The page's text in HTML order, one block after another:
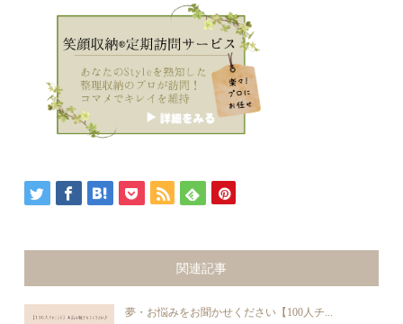
関連記事
夢・お悩みをお聞かせください【100人チ...